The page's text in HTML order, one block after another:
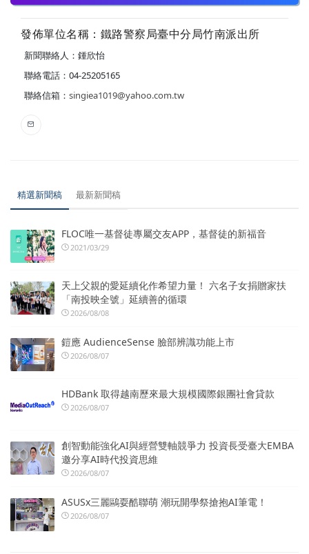
發佈單位名稱：鐵路警察局臺中分局竹南派出所
新聞聯絡人：鍾欣怡
聯絡電話：04-25205165
聯絡信箱： singiea1019@yahoo.com.tw
精選新聞稿 最新新聞稿
FLOC唯一基督徒專屬交友APP，基督徒的新福音
2021/03/29
天上父親的愛延續化作希望力量！ 六名子女捐贈家扶
「南投映全號」延續善的循環
2026/08/08
鎧應 AudienceSense 臉部辨識功能上市
2026/08/07
HDBank 取得越南歷來最大規模國際銀團社會貸款
2026/08/07
創智動能強化AI與經營雙軸競爭力 投資長受臺大EMBA
邀分享AI時代投資思維
2026/08/07
ASUSx三麗鷗耍酷聯萌 潮玩開學祭搶抱AI筆電！
2026/08/07